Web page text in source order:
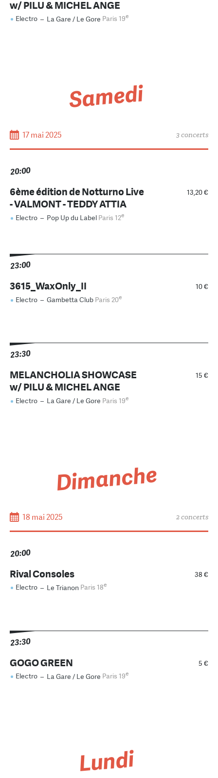
w/ PILU & MICHEL ANGE
Electro – La Gare / Le Gore Paris 19e
Samedi
17 mai 2025 3 concerts
20:00
13,20 €
6ème édition de Notturno Live
- VALMONT - TEDDY ATTIA
Electro – Pop Up du Label Paris 12e
23:00
10 €
3615_WaxOnly_II
Electro – Gambetta Club Paris 20e
23:30
15 €
MELANCHOLIA SHOWCASE
w/ PILU & MICHEL ANGE
Electro – La Gare / Le Gore Paris 19e
Dimanche
18 mai 2025 2 concerts
20:00
38 €
Rival Consoles
Electro – Le Trianon Paris 18e
23:30
5 €
GOGO GREEN
Electro – La Gare / Le Gore Paris 19e
Lundi